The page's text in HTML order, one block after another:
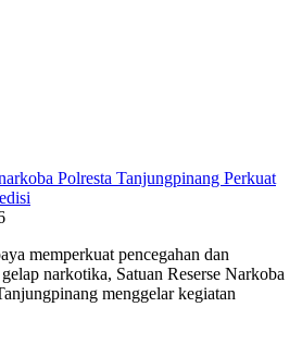
Polresta Tanjungpinang Perkuat
memperkuat pencegahan dan
narkotika, Satuan Reserse Narkoba
menggelar kegiatan